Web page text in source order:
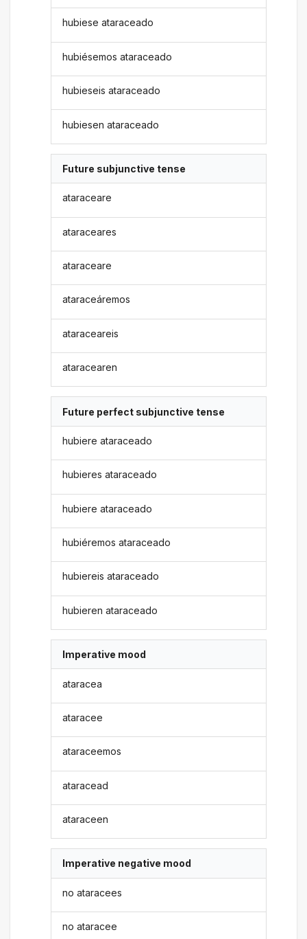
hubiese ataraceado
hubiésemos ataraceado
hubieseis ataraceado
hubiesen ataraceado
Future subjunctive tense
ataraceare
ataraceares
ataraceare
ataraceáremos
ataraceareis
ataracearen
Future perfect subjunctive tense
hubiere ataraceado
hubieres ataraceado
hubiere ataraceado
hubiéremos ataraceado
hubiereis ataraceado
hubieren ataraceado
Imperative mood
ataracea
ataracee
ataraceemos
ataracead
ataraceen
Imperative negative mood
no ataracees
no ataracee